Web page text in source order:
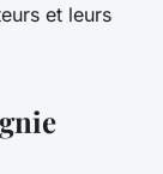
et leurs